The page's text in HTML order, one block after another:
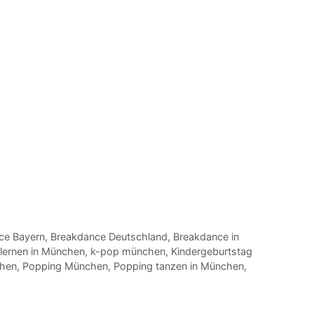
Bayern, Breakdance Deutschland, Breakdance in
in München, k-pop münchen, Kindergeburtstag
, Popping München, Popping tanzen in München,